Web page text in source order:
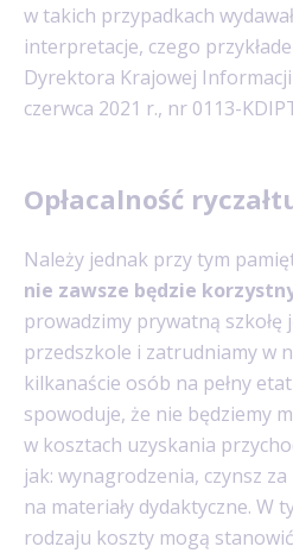
w takich przypadkach
interpretacje, czego
Dyrektora Krajowej
czerwca 2021 r., nr 0113-
Opłacalność
Należy jednak przy tym
nie zawsze będzie
prowadzimy prywatną szkołę
przedszkole i zatrudniamy w
kilkanaście osób na pełny
spowoduje, że nie będziemy
w kosztach uzyskania
jak: wynagrodzenia, czynsz
na materiały dydaktyczne. W
rodzaju koszty mogą